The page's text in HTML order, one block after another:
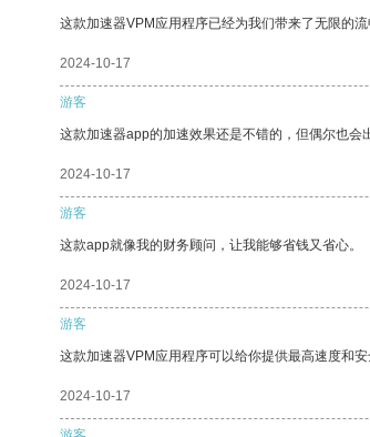
这款加速器VPM应用程序已经为我们带来了无限的流
2024-10-17
游客
这款加速器app的加速效果还是不错的，但偶尔也会
2024-10-17
游客
这款app就像我的财务顾问，让我能够省钱又省心。
2024-10-17
游客
这款加速器VPM应用程序可以给你提供最高速度和
2024-10-17